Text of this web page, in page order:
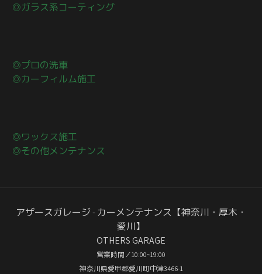
◎ガラス系コーティング
◎プロの洗車
◎カーフィルム施工
◎ワックス施工
◎その他メンテナンス
アザースガレージ - カーメンテナンス【神奈川・厚木・
愛川】
OTHERS GARAGE
営業時間／10:00~19:00
神奈川県愛甲郡愛川町中津3466-1